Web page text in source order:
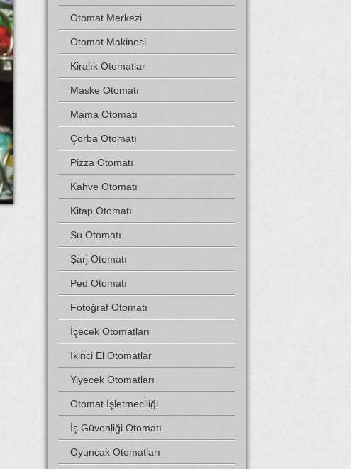
Otomat Merkezi
Otomat Makinesi
Kiralık Otomatlar
Maske Otomatı
Mama Otomatı
Çorba Otomatı
Pizza Otomatı
Kahve Otomatı
Kitap Otomatı
Su Otomatı
Şarj Otomatı
Ped Otomatı
Fotoğraf Otomatı
İçecek Otomatları
İkinci El Otomatlar
Yiyecek Otomatları
Otomat İşletmeciliği
İş Güvenliği Otomatı
Oyuncak Otomatları